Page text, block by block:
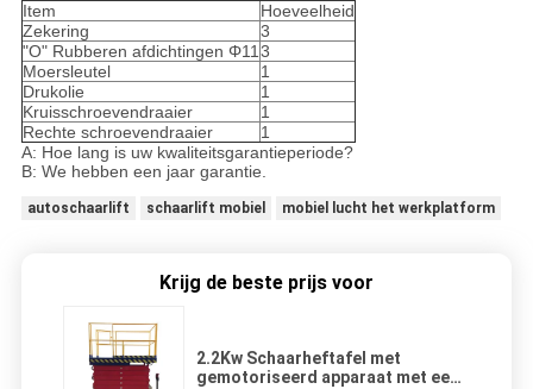
Item
Hoeveelheid
Zekering
3
"O" Rubberen afdichtingen Φ113
Moersleutel
1
Drukolie
1
Kruisschroevendraaier
1
Rechte schroevendraaier
1
A: Hoe lang is uw kwaliteitsgarantieperiode?
B: We hebben een jaar garantie.
autoschaarlift schaarlift mobiel mobiel lucht het werkplatform
Krijg de beste prijs voor
2.2Kw Schaarheftafel met
gemotoriseerd apparaat met een